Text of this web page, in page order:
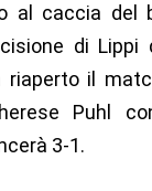
al caccia
di Lippi
il
Puhl
3-1.